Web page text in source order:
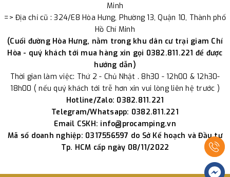
Minh
=> Địa chỉ cũ : 324/E8 Hòa Hưng, Phường 13, Quận 10, Thành phố
Hồ Chí Minh
(Cuối đường Hòa Hưng, nằm trong khu dân cư trại giam Chí
Hòa - quý khách tới mua hàng xin gọi 0382.811.221 để được
hướng dẫn)
Thời gian làm việc: Thứ 2 - Chủ Nhật . 8h30 - 12h00 & 12h30-
18h00 ( nếu quý khách tới trễ hơn xin vui lòng liên hệ trước )
Hotline/Zalo: 0382.811.221
Telegram/Whatsapp: 0382.811.221
Email CSKH: info@procamping.vn
Mã số doanh nghiệp: 0317556597 do Sở Kế hoạch và Đầu tư
Tp. HCM cấp ngày 08/11/2022